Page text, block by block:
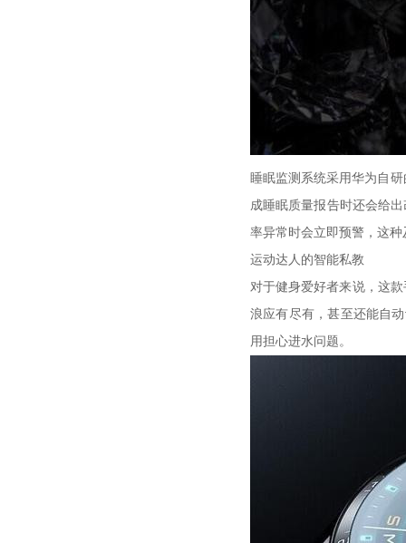
睡眠监测系统采用华为自
成睡眠质量报告时还会给
率异常时会立即预警，这
运动达人的智能私教
对于健身爱好者来说，这
浪应有尽有，甚至还能自
用担心进水问题。